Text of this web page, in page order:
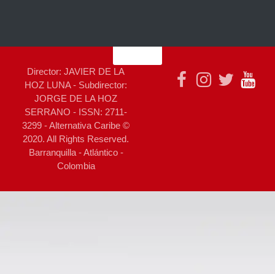
Director: JAVIER DE LA
HOZ LUNA - Subdirector:
JORGE DE LA HOZ
SERRANO - ISSN: 2711-
3299 - Alternativa Caribe ©
2020. All Rights Reserved.
Barranquilla - Atlántico -
Colombia